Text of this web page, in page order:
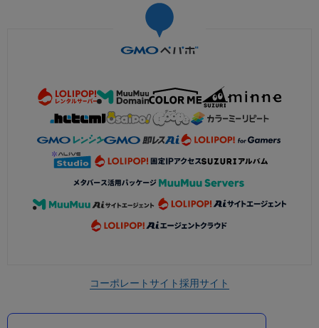
コーポレートサイト採用サイト